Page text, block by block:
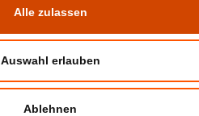
Alle zulassen
Auswahl erlauben
Ablehnen